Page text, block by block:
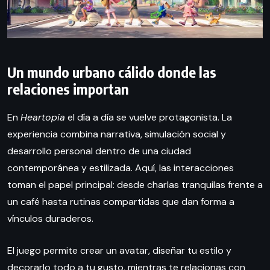
Un mundo urbano cálido donde las
relaciones importan
En Heartopia el día a día se vuelve protagonista. La
experiencia combina narrativa, simulación social y
desarrollo personal dentro de una ciudad
contemporánea y estilizada. Aquí, las interacciones
toman el papel principal: desde charlas tranquilas frente a
un café hasta rutinas compartidas que dan forma a
vínculos duraderos.
El juego permite crear un avatar, diseñar tu estilo y
decorarlo todo a tu gusto, mientras te relacionas con